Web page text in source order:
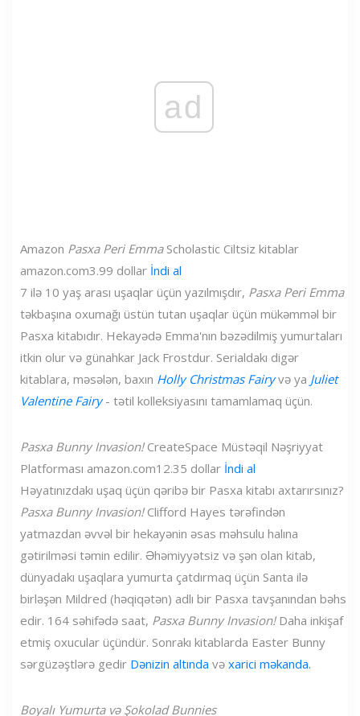
ad
Amazon Pasxa Peri Emma Scholastic Ciltsiz kitablar
amazon.com3.99 dollar İndi al
7 ilə 10 yaş arası uşaqlar üçün yazılmışdır, Pasxa Peri Emma
təkbaşına oxumağı üstün tutan uşaqlar üçün mükəmməl bir
Pasxa kitabıdır. Hekayədə Emma'nın bəzədilmiş yumurtaları
itkin olur və günahkar Jack Frostdur. Serialdakı digər
kitablara, məsələn, baxın Holly Christmas Fairy və ya Juliet
Valentine Fairy - tətil kolleksiyasını tamamlamaq üçün.
Pasxa Bunny Invasion! CreateSpace Müstəqil Nəşriyyat
Platforması amazon.com12.35 dollar İndi al
Həyatınızdakı uşaq üçün qəribə bir Pasxa kitabı axtarırsınız?
Pasxa Bunny Invasion!Clifford Hayes tərəfindən
yatmazdan əvvəl bir hekayənin əsas məhsulu halına
gətirilməsi təmin edilir. Əhəmiyyətsiz və şən olan kitab,
dünyadakı uşaqlara yumurta çatdırmaq üçün Santa ilə
birləşən Mildred (həqiqətən) adlı bir Pasxa tavşanından bəhs
edir. 164 səhifədə saat, Pasxa Bunny Invasion!Daha inkişaf
etmiş oxucular üçündür. Sonrakı kitablarda Easter Bunny
sərgüzəştlərə gedir Dənizin altında və xarici məkanda.
Boyalı Yumurta və Şokolad Bunnies